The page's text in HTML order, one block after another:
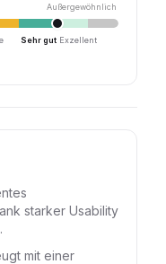
Außergewöhnlich
Sehr gut Exzellent
starker Usability
mit einer